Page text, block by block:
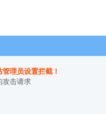
理员设置拦截！
攻击请求